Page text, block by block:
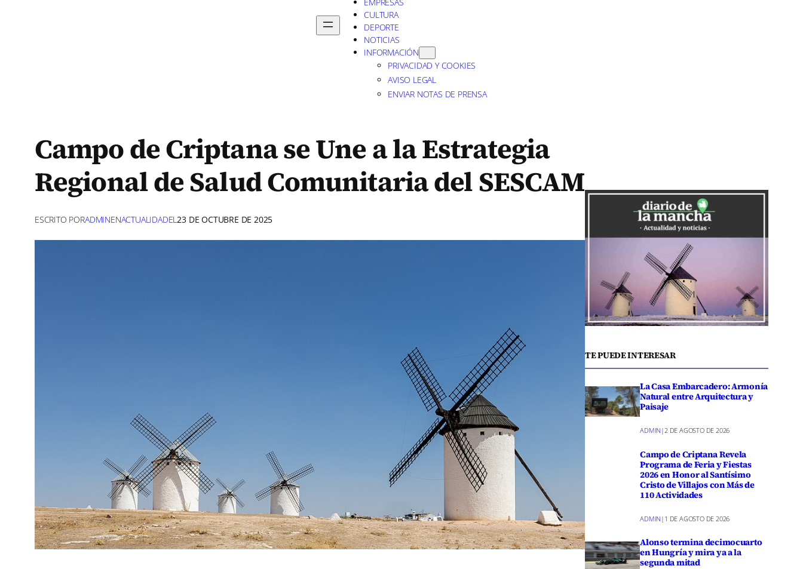
CULTURA
DEPORTE
NOTICIAS
INFORMACIÓN
PRIVACIDAD Y COOKIES
AVISO LEGAL
ENVIAR NOTAS DE PRENSA
Campo de Criptana se Une a la Estrategia
Regional de Salud Comunitaria del SESCAM
ESCRITO PORADMINENACTUALIDADEL 23 DE OCTUBRE DE 2025
TE PUEDE INTERESAR
La Casa Embarcadero: Armonía
Natural entre Arquitectura y
Paisaje
ADMIN |2 DE AGOSTO DE 2026
Campo de Criptana Revela
Programa de Feria y Fiestas
2026 en Honor al Santísimo
Cristo de Villajos con Más de
110 Actividades
ADMIN | 1 DE AGOSTO DE 2026
Alonso termina decimocuarto
en Hungría y mira ya a la
segunda mitad